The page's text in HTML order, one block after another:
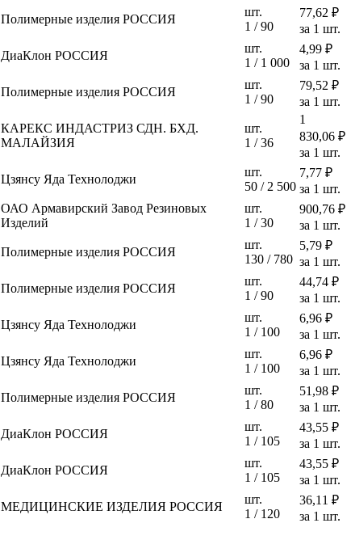
Полимерные изделия РОССИЯ
шт.
1 / 90
77,62 ₽
за 1 шт.
ДиаКлон РОССИЯ
шт.
1 / 1 000
4,99 ₽
за 1 шт.
Полимерные изделия РОССИЯ
шт.
1 / 90
79,52 ₽
за 1 шт.
КАРЕКС ИНДАСТРИЗ СДН. БХД.
МАЛАЙЗИЯ
шт.
1 / 36
1
830,06 ₽
за 1 шт.
Цзянсу Яда Технолоджи
шт.
50 / 2 500
7,77 ₽
за 1 шт.
ОАО Армавирский Завод Резиновых
Изделий
шт.
1 / 30
900,76 ₽
за 1 шт.
Полимерные изделия РОССИЯ
шт.
130 / 780
5,79 ₽
за 1 шт.
Полимерные изделия РОССИЯ
шт.
1 / 90
44,74 ₽
за 1 шт.
Цзянсу Яда Технолоджи
шт.
1 / 100
6,96 ₽
за 1 шт.
Цзянсу Яда Технолоджи
шт.
1 / 100
6,96 ₽
за 1 шт.
Полимерные изделия РОССИЯ
шт.
1 / 80
51,98 ₽
за 1 шт.
ДиаКлон РОССИЯ
шт.
1 / 105
43,55 ₽
за 1 шт.
ДиаКлон РОССИЯ
шт.
1 / 105
43,55 ₽
за 1 шт.
МЕДИЦИНСКИЕ ИЗДЕЛИЯ РОССИЯ
шт.
1 / 120
36,11 ₽
за 1 шт.